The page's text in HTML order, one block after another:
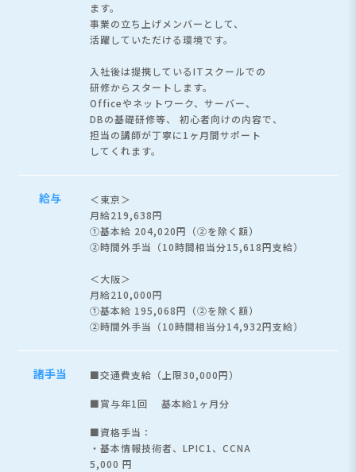
ます。
事業の立ち上げメンバーとして、
活躍していただける環境です。
入社後は提携しているITスクールでの
研修からスタートします。
Officeやネットワーク、サーバー、
DBの基礎研修等、 初心者向けの内容で、
担当の講師が丁寧に1ヶ月間サポート
してくれます。
給与
＜東京＞
月給219,638円
①基本給 204,020円（②を除く額）
②時間外手当（10時間相当分15,618円支給）
＜大阪＞
月給210,000円
①基本給 195,068円（②を除く額）
②時間外手当（10時間相当分14,932円支給）
諸手当 ■交通費支給（上限30,000円）
■賞与年1回 基本給1ヶ月分
■資格手当：
・基本情報技術者、LPIC1、CCNA
5,000 円